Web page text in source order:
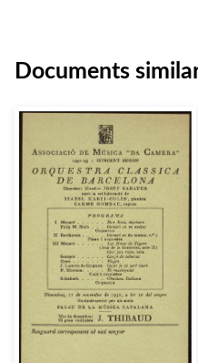
Documents